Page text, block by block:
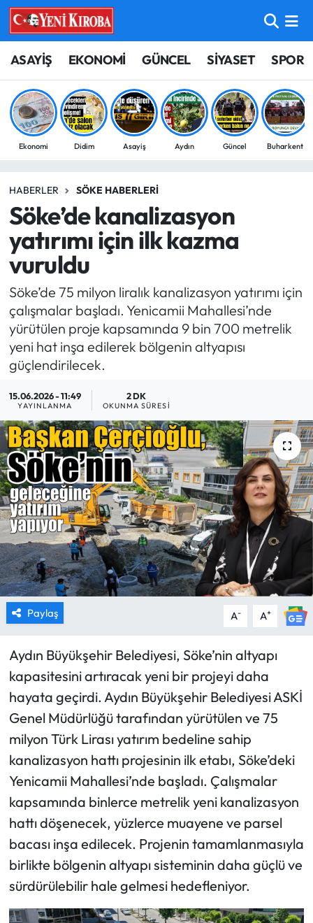
ASAYİŞ EKONOMİ GÜNCEL SİYASET SPOR
Ekonomi Didim Asayiş Aydın Güncel Buharkent
HABERLER SÖKE HABERLERI
Söke’de kanalizasyon
yatırımı için ilk kazma
vuruldu
Söke’de 75 milyon liralık kanalizasyon yatırımı için
çalışmalar başladı. Yenicamii Mahallesi’nde
yürütülen proje kapsamında 9 bin 700 metrelik
yeni hat inşa edilerek bölgenin altyapısı
güçlendirilecek.
15.06.2026 - 11:49
YAYINLANMA
2 DK
OKUNMA SÜRESI
Paylaş A- A+
Aydın Büyükşehir Belediyesi, Söke’nin altyapı
kapasitesini artıracak yeni bir projeyi daha
hayata geçirdi. Aydın Büyükşehir Belediyesi ASKİ
Genel Müdürlüğü tarafından yürütülen ve 75
milyon Türk Lirası yatırım bedeline sahip
kanalizasyon hattı projesinin ilk etabı, Söke’deki
Yenicamii Mahallesi’nde başladı. Çalışmalar
kapsamında binlerce metrelik yeni kanalizasyon
hattı döşenecek, yüzlerce muayene ve parsel
bacası inşa edilecek. Projenin tamamlanmasıyla
birlikte bölgenin altyapı sisteminin daha güçlü ve
sürdürülebilir hale gelmesi hedefleniyor.
ASAYİŞ
BİLİM-TEKNOLOJİ
ÇEVRE
EĞİTİM
EKONOMİ
GÜNCEL
GÜNDEM
MAGAZİN
SAĞLIK
SİYASET
SPOR
TARIM
TURİZM
YAŞAM
RESMİ İLANLAR
HABER İLAN
Aydın Nöbetçi Eczaneler
Aydın Hava Durumu
Aydin Namaz Vakitleri
Süper Lig Puan Durumu ve Fikstür
Tüm Manşetler
Son Dakika Haberleri
Haber Arşivi